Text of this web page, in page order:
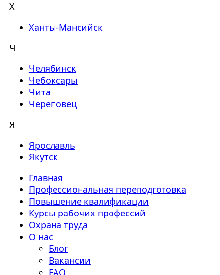
Х
Ханты-Мансийск
Ч
Челябинск
Чебоксары
Чита
Череповец
Я
Ярославль
Якутск
Главная
Профессиональная переподготовка
Повышение квалификации
Курсы рабочих профессий
Охрана труда
О нас
Блог
Вакансии
FAQ